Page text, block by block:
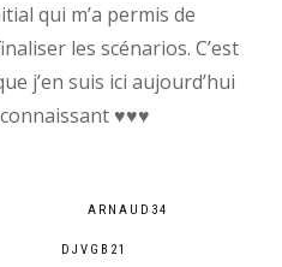
qui m’a permis de
les scénarios. C’est
j’en suis ici aujourd’hui
♥︎♥︎♥︎
ARNAUD34
DJVGB21